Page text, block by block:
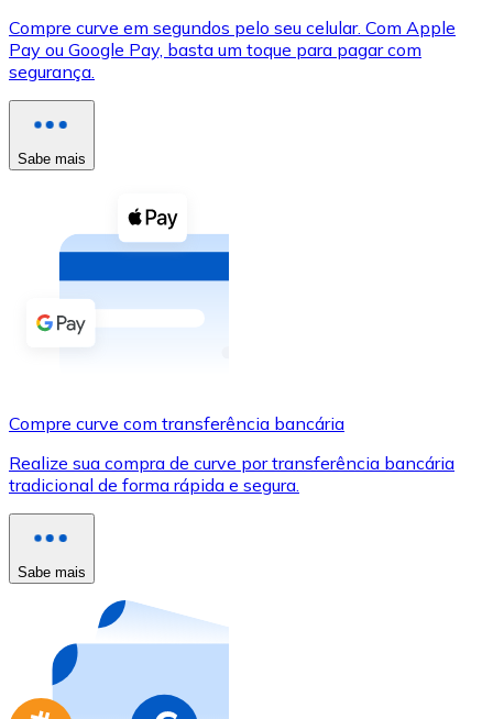
XRP
XRP
Ver tudo
Cupons cripto
Compre criptomoedas com dinheiro e outros
Comprar com dinheiro
Transferência SEPA
Use cartões Visa e Mastercard para comprar
Comprar com cartão
Compre cartões-presente das suas marcas favoritas
Ir para a loja de cartões-presente
Compre curve em segundos pelo seu celular. Com Apple
Pay ou Google Pay, basta um toque para pagar com
segurança.
Sabe mais
Compre curve com transferência bancária
Realize sua compra de curve por transferência bancária
tradicional de forma rápida e segura.
Sabe mais